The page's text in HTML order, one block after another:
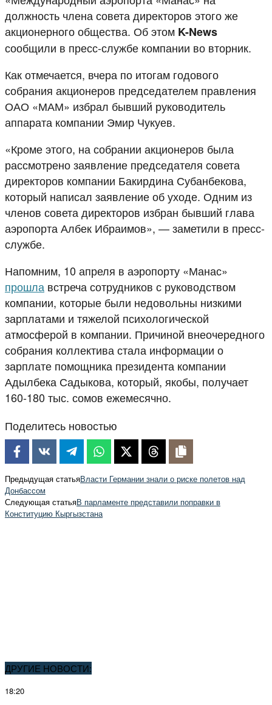
должность члена совета директоров этого же
акционерного общества. Об этом K-News
сообщили в пресс-службе компании во вторник.
Как отмечается, вчера по итогам годового
собрания акционеров председателем правления
ОАО «МАМ» избрал бывший руководитель
аппарата компании Эмир Чукуев.
«Кроме этого, на собрании акционеров была
рассмотрено заявление председателя совета
директоров компании Бакирдина Субанбекова,
который написал заявление об уходе. Одним из
членов совета директоров избран бывший глава
аэропорта Албек Ибраимов», — заметили в пресс-
службе.
Напомним, 10 апреля в аэропорту «Манас»
прошла встреча сотрудников с руководством
компании, которые были недовольны низкими
зарплатами и тяжелой психологической
атмосферой в компании. Причиной внеочередного
собрания коллектива стала информации о
зарплате помощника президента компании
Адылбека Садыкова, который, якобы, получает
160-180 тыс. сомов ежемесячно.
Поделитесь новостью
Предыдущая статьяВласти Германии знали о риске полетов над
Донбассом
Следующая статьяВ парламенте представили поправки в
Конституцию Кыргызстана
ДРУГИЕ НОВОСТИ:
18:20